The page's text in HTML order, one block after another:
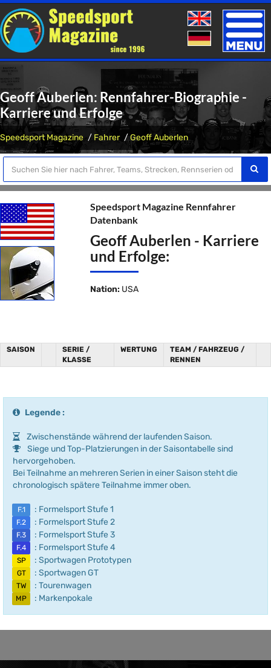
Toggle
Geoff Auberlen: Rennfahrer-Biographie -
Karriere und Erfolge
Speedsport Magazine Fahrer Geoff Auberlen
Speedsport Magazine Rennfahrer
Datenbank
Geoff Auberlen - Karriere
und Erfolge:
Nation: USA
SAISON
SERIE /
KLASSE
WERTUNG
TEAM / FAHRZEUG /
RENNEN
Legende :
Zwischenstände während der laufenden Saison.
Siege und Top-Platzierungen in der Saisontabelle sind
hervorgehoben.
Bei Teilnahme an mehreren Serien in einer Saison steht die
chronologisch spätere Teilnahme immer oben.
F.1 : Formelsport Stufe 1
F.2 : Formelsport Stufe 2
F.3 : Formelsport Stufe 3
F.4 : Formelsport Stufe 4
SP : Sportwagen Prototypen
GT : Sportwagen GT
TW : Tourenwagen
MP : Markenpokale